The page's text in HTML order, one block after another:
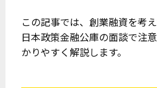
この記事では、創業融資を考
日本政策金融公庫の面談で注
かりやすく解説します。